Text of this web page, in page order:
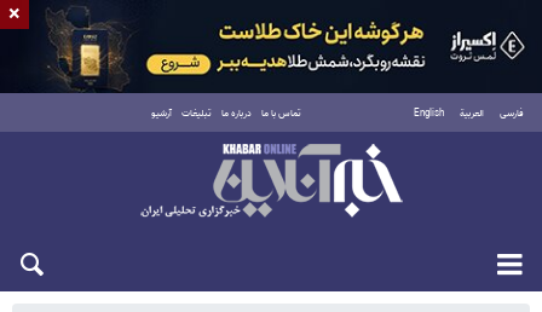
فارسی العربية English تماس با ما درباره ما تبلیغات آرشیو
شنبه ۱۷ مرداد ۱۴۰۵
×